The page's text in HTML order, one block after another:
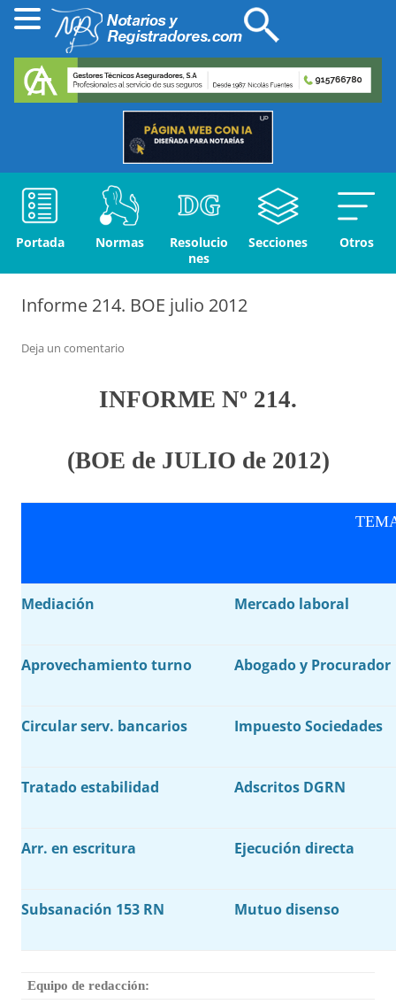
Portada Normas
Resolucio
nes
Secciones Otros
Informe 214. BOE julio 2012
Deja un comentario
INFORME Nº 214.
(BOE de JULIO de 2012)
Mediación Mercado laboral
Aprovechamiento turno Abogado y Procurador
Circular serv. bancarios Impuesto Sociedades
Tratado estabilidad Adscritos DGRN
Arr. en escritura Ejecución directa
Subsanación 153 RN Mutuo disenso
Equipo de redacción: